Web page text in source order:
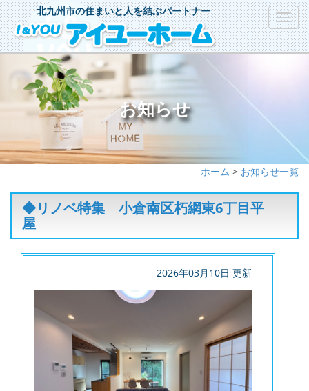
北九州市の住まいと人を結ぶパートナー
お知らせ
ホーム > お知らせ一覧
◆リノベ特集 小倉南区朽網東6丁目平
屋
2026年03月10日 更新